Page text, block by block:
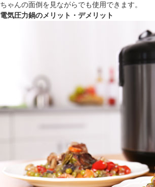
ちゃんの面倒を見ながらでも使用できます。
電気圧力鍋のメリット・デメリット